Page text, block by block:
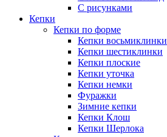
С рисунками
Кепки
Кепки по форме
Кепки восьмиклинки
Кепки шестиклинки
Кепки плоские
Кепки уточка
Кепки немки
Фуражки
Зимние кепки
Кепки Клош
Кепки Шерлока